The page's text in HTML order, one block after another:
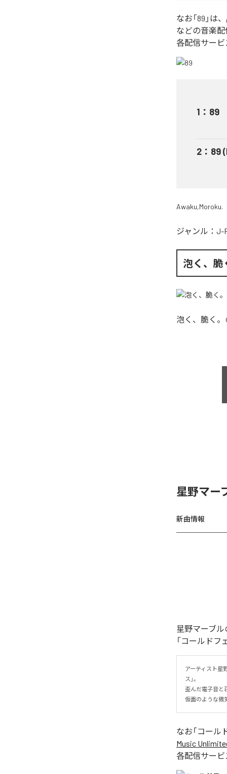
なお「89 」は、
などの音楽配
各配信サービ
1 ： 89
2 ： 89
Awaku,Moroku.
ジャンル： J-
泡く、脆
泡く、脆く。
星野マー
新曲情報
星野マーブル
「コールドフ
アーティスト星
ス」。
歪んだ電子音と
仮面のような微
なお「コール
Music
各配信サービ